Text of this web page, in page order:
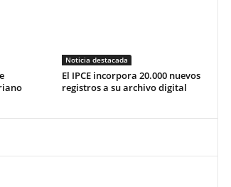
Noticia destacada
El IPCE incorpora 20.000 nuevos
registros a su archivo digital